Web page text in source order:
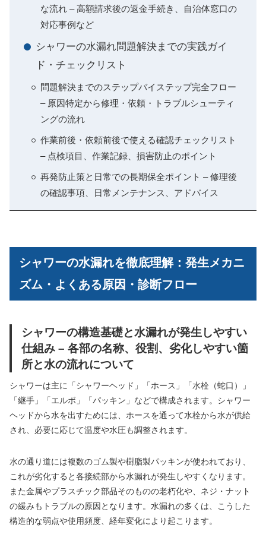
な流れ – 高額請求後の返金手続き、自治体窓口の
対応事例など
シャワーの水漏れ問題解決までの実践ガイ
ド・チェックリスト
問題解決までのステップバイステップ完全フロー
– 原因特定から修理・依頼・トラブルシューティ
ングの流れ
作業前後・依頼前後で使える確認チェックリスト
– 点検項目、作業記録、損害防止のポイント
再発防止策と日常での長期保全ポイント – 修理後
の確認事項、日常メンテナンス、アドバイス
シャワーの水漏れを徹底理解：発生メカニ
ズム・よくある原因・診断フロー
シャワーの構造基礎と水漏れが発生しやすい
仕組み – 各部の名称、役割、劣化しやすい箇
所と水の流れについて
シャワーは主に「シャワーヘッド」「ホース」「水栓（蛇口）」
「継手」「エルボ」「パッキン」などで構成されます。シャワー
ヘッドから水を出すためには、ホースを通って水栓から水が供給
され、必要に応じて温度や水圧も調整されます。
水の通り道には複数のゴム製や樹脂製パッキンが使われており、
これが劣化すると各接続部から水漏れが発生しやすくなります。
また金属やプラスチック部品そのものの老朽化や、ネジ・ナット
の緩みもトラブルの原因となります。水漏れの多くは、こうした
構造的な弱点や使用頻度、経年変化により起こります。